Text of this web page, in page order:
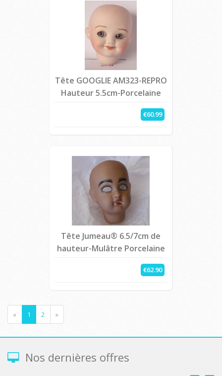
Tête GOOGLIE AM323-REPRO
Hauteur 5.5cm-Porcelaine
€60.99
Tête Jumeau® 6.5/7cm de
hauteur-Mulâtre Porcelaine
€62.90
« 1 2 »
Nos dernières offres